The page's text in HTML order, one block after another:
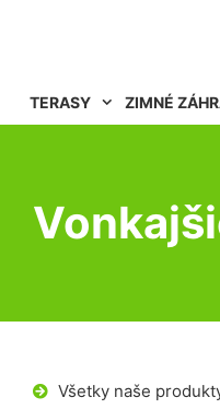
TERASY ZIMNÉ
Všetky naše